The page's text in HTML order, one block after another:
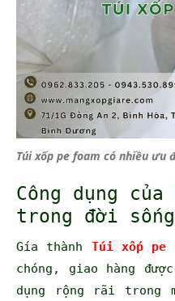
Túi xốp pe foam có nhiều
Công dụng
trong đời sống
Gía thành Túi xốp pe
chóng, giao hàng
dụng rộng rãi trong